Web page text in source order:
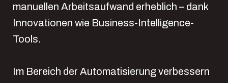
manuellen Arbeitsaufwand erheblich – dank
Innovationen wie Business-Intelligence-
Tools.
Im Bereich der Automatisierung verbessern